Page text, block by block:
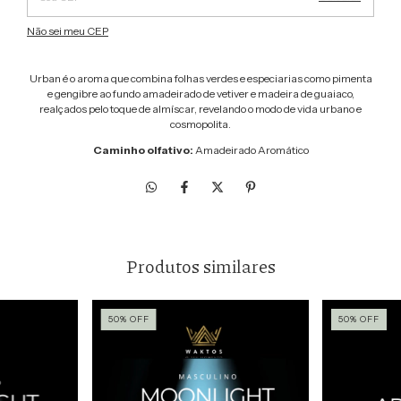
Não sei meu CEP
Urban é o aroma que combina folhas verdes e especiarias como pimenta
e gengibre ao fundo amadeirado de vetiver e madeira de guaiaco,
realçados pelo toque de almíscar, revelando o modo de vida urbano e
cosmopolita.
Caminho olfativo: Amadeirado Aromático
Produtos similares
50% OFF 50%OFF